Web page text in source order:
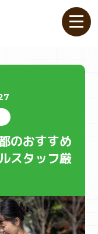
のおすすめ
スタッフ厳